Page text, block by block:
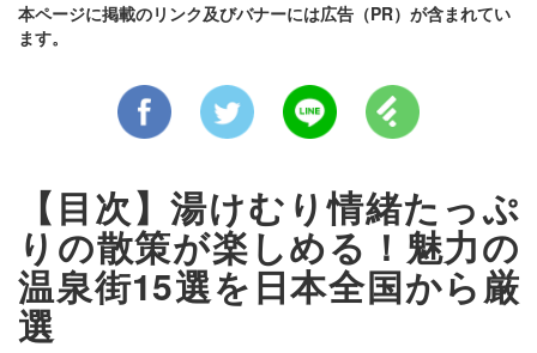
本ページに掲載のリンク及びバナーには広告（PR）が含まれてい
ます。
【目次】湯けむり情緒たっぷ
りの散策が楽しめる！魅力の
温泉街15選を日本全国から厳
選